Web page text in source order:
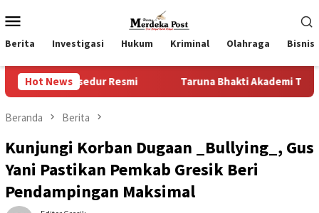
ke
kontenMobile
Berita Investigasi Hukum Kriminal Olahraga Bisnis
Hot News
Resmi Taruna Bhakti Akademi TNI 2026
Beranda Berita
Kunjungi Korban Dugaan _Bullying_, Gus
Yani Pastikan Pemkab Gresik Beri
Pendampingan Maksimal